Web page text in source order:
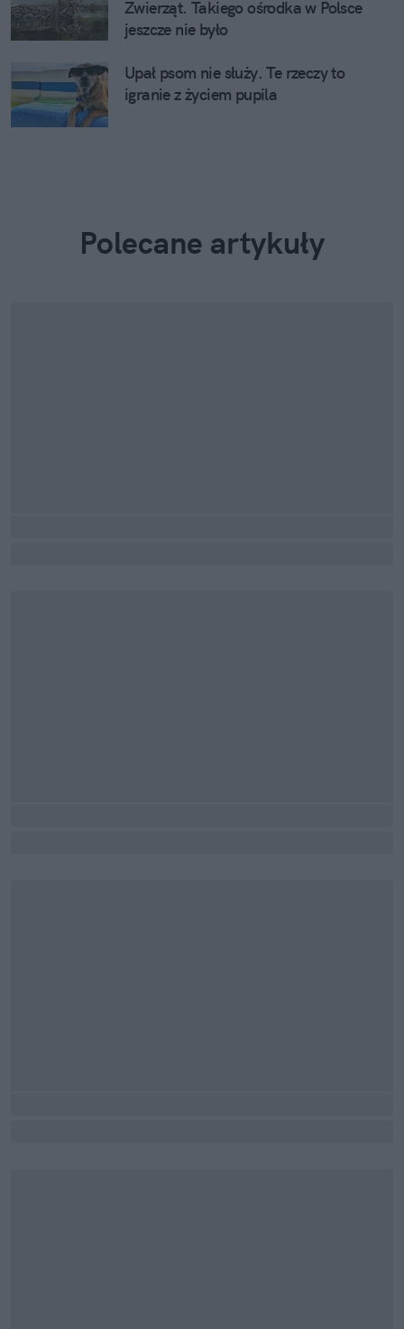
Zwierząt. Takiego ośrodka w Polsce
jeszcze nie było
Upał psom nie służy. Te rzeczy to
igranie z życiem pupila
Polecane artykuły